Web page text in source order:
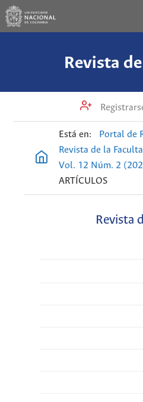
Revista
Está en: Portal de
Revista de la
Vol. 12 Núm. 2
ARTÍCULOS
Revista